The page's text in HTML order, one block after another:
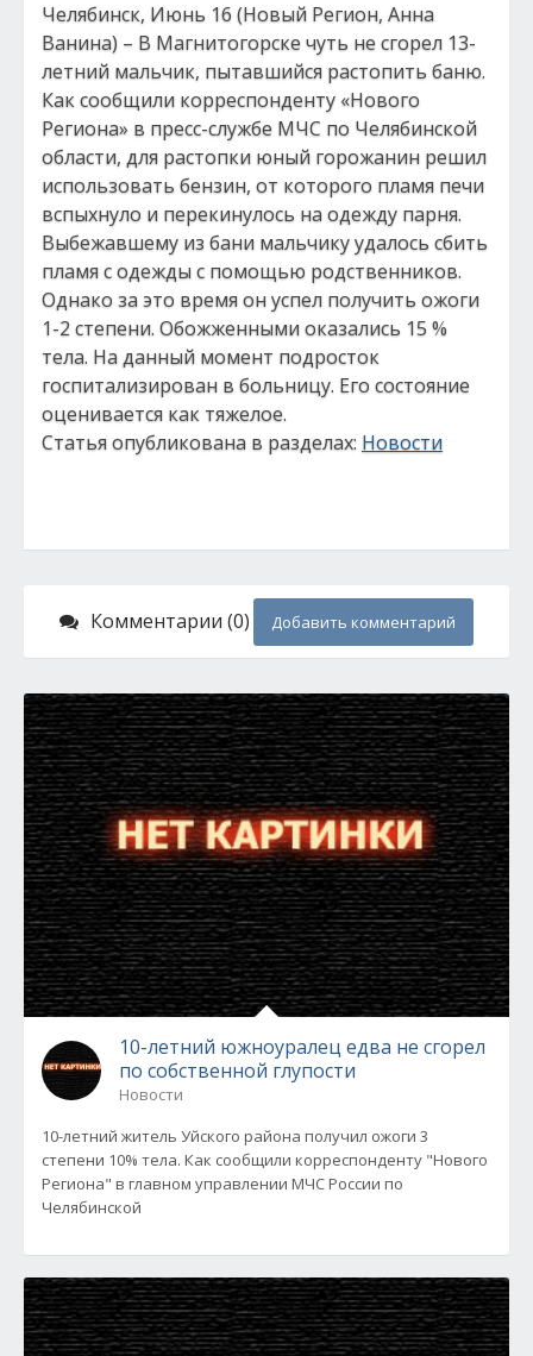
Челябинск, Июнь 16 (Новый Регион, Анна
Ванина) – В Магнитогорске чуть не сгорел 13-
летний мальчик, пытавшийся растопить баню.
Как сообщили корреспонденту «Нового
Региона» в пресс-службе МЧС по Челябинской
области, для растопки юный горожанин решил
использовать бензин, от которого пламя печи
вспыхнуло и перекинулось на одежду парня.
Выбежавшему из бани мальчику удалось сбить
пламя с одежды с помощью родственников.
Однако за это время он успел получить ожоги
1-2 степени. Обожженными оказались 15 %
тела. На данный момент подросток
госпитализирован в больницу. Его состояние
оценивается как тяжелое.
Статья опубликована в разделах: Новости
Комментарии (0) Добавить комментарий
10-летний южноуралец едва не сгорел
по собственной глупости
Новости
10-летний житель Уйского района получил ожоги 3
степени 10% тела. Как сообщили корреспонденту "Нового
Региона" в главном управлении МЧС России по
Челябинской